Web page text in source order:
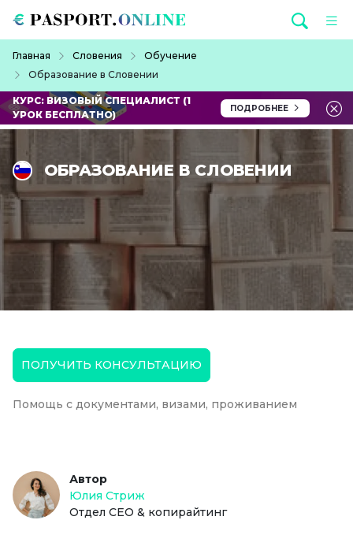
Главная Словения
Обучение
Образование в Словении
КУРС: ВИЗОВЫЙ СПЕЦИАЛИСТ (1
УРОК БЕСПЛАТНО)
ПОДРОБНЕЕ
ОБРАЗОВАНИЕ В СЛОВЕНИИ
ПОЛУЧИТЬ КОНСУЛЬТАЦИЮ
Помощь с документами, визами, проживанием
Автор
Юлия Стриж
Отдел СЕО & копирайтинг